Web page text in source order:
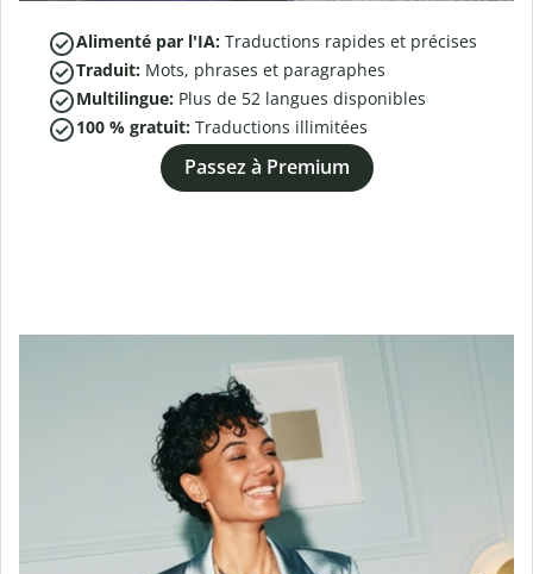
Alimenté par l'IA: Traductions rapides et précises
Traduit: Mots, phrases et paragraphes
Multilingue: Plus de 52 langues disponibles
100 % gratuit: Traductions illimitées
Passez à Premium